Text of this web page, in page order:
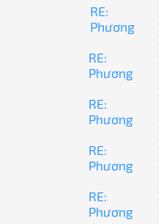
RE:
Phương
RE:
Phương
RE:
Phương
RE:
Phương
RE:
Phương